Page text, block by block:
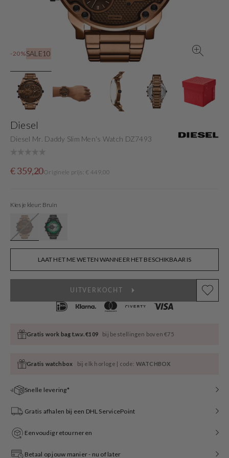
-20%SALE10
Diesel
Diesel Mr. Daddy Slim Men's Watch DZ7493
Sale
€ 359,20
OrigineleOriginele prijs: € 449,00
Kies je kleur: Bruin
LAAT HET ME WETEN WANNEER HET BESCHIKBAAR IS
UITVERKOCHT
Gratis work bag t.w.v. €109 bij bestellingen boven €75
Gratis watchbox bij elk horloge | code: WATCHBOX
Snelle levering*
Gratis afhalen bij een DHL ServicePoint
Eenvoudig retourneren
Betaal op jouw manier - nu of later